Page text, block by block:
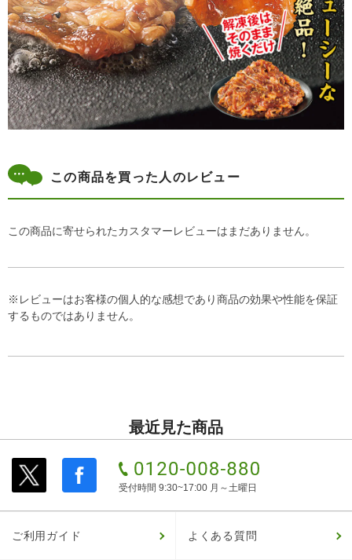
この商品を買った人のレビュー
この商品に寄せられたカスタマーレビューはまだありません。
※レビューはお客様の個人的な感想であり商品の効果や性能を保証
するものではありません。
最近見た商品
受付時間 9:30~17:00 月～土曜日
ご利用ガイド よくある質問